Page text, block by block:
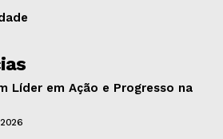
Líder em Ação e Progresso na